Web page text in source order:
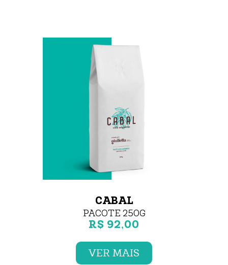
CABAL
PACOTE 250G
R$ 92,00
VER MAIS